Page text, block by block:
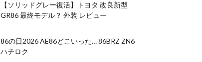
【ソリッドグレー復活】トヨタ 改良新型
GR86 最終モデル？ 外装 レビュー
86の日2026 AE86どこいった… 86BRZ ZN6
ハチロク